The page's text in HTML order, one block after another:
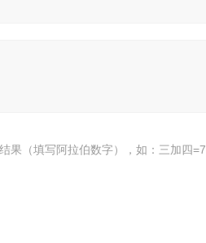
果（填写阿拉伯数字），如：三加四=7